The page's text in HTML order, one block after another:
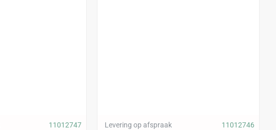
11012747 Levering op afspraak 11012746